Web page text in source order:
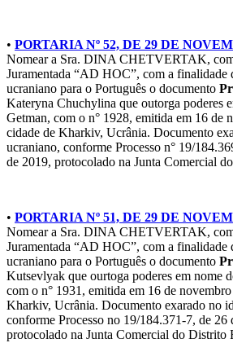
• PORTARIA Nº 52, DE 29 DE
Nomear a Sra. DINA CHETVERTAK,
Juramentada “AD HOC”, com a finalidade
ucraniano para o Português o documento
Kateryna Chuchylina que outorga poderes
Getman, com o n° 1928, emitida em 16 de
cidade de Kharkiv, Ucrânia. Documento
ucraniano, conforme Processo n° 19/
de 2019, protocolado na Junta Comercial
• PORTARIA Nº 51, DE 29 DE
Nomear a Sra. DINA CHETVERTAK,
Juramentada “AD HOC”, com a finalidade
ucraniano para o Português o documento
Kutsevlyak que ourtoga poderes em nome
com o n° 1931, emitida em 16 de
Kharkiv, Ucrânia. Documento exarado no
conforme Processo no 19/184.371-7, de 26
protocolado na Junta Comercial do Distrito